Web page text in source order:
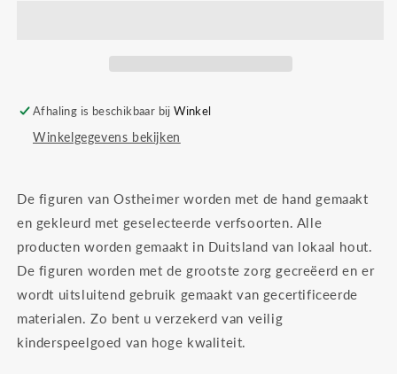
beneden
beneden
Afhaling is beschikbaar bijWinkel
Winkelgegevens bekijken
De figuren van Ostheimer worden met de hand gemaakt
en gekleurd met geselecteerde verfsoorten. Alle
producten worden gemaakt in Duitsland van lokaal hout.
De figuren worden met de grootste zorg gecreëerd en er
wordt uitsluitend gebruik gemaakt van gecertificeerde
materialen. Zo bent u verzekerd van veilig
kinderspeelgoed van hoge kwaliteit.